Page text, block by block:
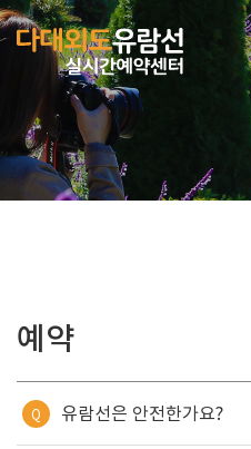
예약
Q 유람선은 안전한가요?